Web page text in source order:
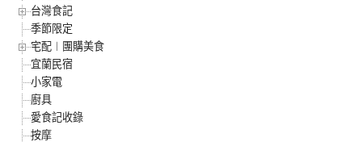
台灣食記
季節限定
宅配︱團購美食
宜蘭民宿
小家電
廚具
愛食記收錄
按摩